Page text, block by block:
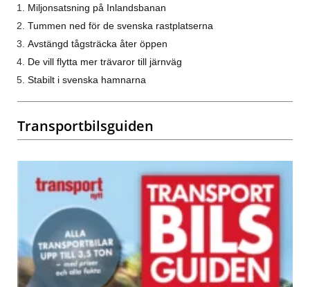
Miljonsatsning på Inlandsbanan
Tummen ned för de svenska rastplatserna
Avstängd tågsträcka åter öppen
De vill flytta mer trävaror till järnväg
Stabilt i svenska hamnarna
Transportbilsguiden